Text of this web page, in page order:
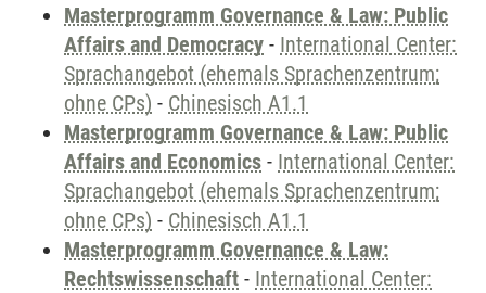
Masterprogramm Governance & Law: Public
Affairs and Democracy - International Center:
Sprachangebot (ehemals Sprachenzentrum;
ohne CPs) - Chinesisch A1.1
Masterprogramm Governance & Law: Public
Affairs and Economics - International Center:
Sprachangebot (ehemals Sprachenzentrum;
ohne CPs) - Chinesisch A1.1
Masterprogramm Governance & Law:
Rechtswissenschaft - International Center: